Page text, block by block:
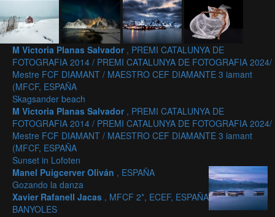
M Victoria Planas Salvador , PREMI CATALUNYA DE
FOTOGRAFIA 2014 / PREMI CATALUNYA DE FOTOGRAFIA 2024/
Mestre FCF DIAMANT / MAESTRO CEF DIAMANTE 3 iamant
(MFCF, ESPAÑA
Skagsander beach
M Victoria Planas Salvador , PREMI CATALUNYA DE
FOTOGRAFIA 2014 / PREMI CATALUNYA DE FOTOGRAFIA 2024/
Mestre FCF DIAMANT / MAESTRO CEF DIAMANTE 3 iamant
(MFCF, ESPAÑA
Sunset in Lofoten
Manel Puigcerver Oliván , ESPAÑA
Gozando la danza
Xavier Rafanell Jacas , MFCF 2*, ECEF, ESPAÑA
BANYOLES